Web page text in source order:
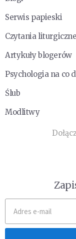
Serwis papieski
Czytania liturgiczne
Artykuły blogerów
Psychologia na co
Ślub
Modlitwy